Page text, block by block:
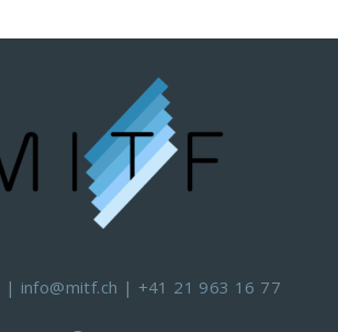
| info@mitf.ch | +41 21 963 16 77